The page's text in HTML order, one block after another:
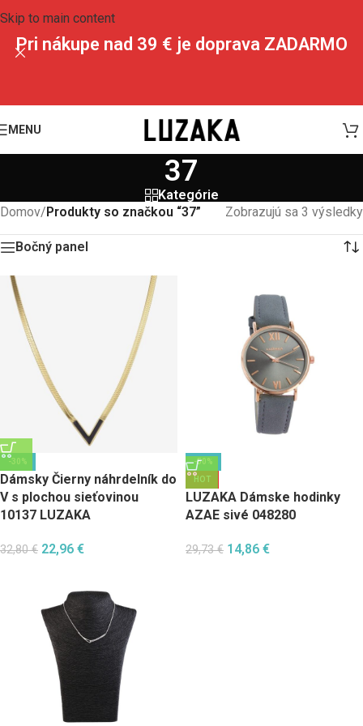
Skip to main content
Pri nákupe nad 39 € je doprava ZADARMO
MENU
37
Kategórie
Domov/Produkty so značkou “37” Zobrazujú sa 3 výsledky
Bočný panel
-30%
Dámsky Čierny náhrdelník do
V s plochou sieťovinou
10137 LUZAKA
32,80€ 22,96 €
-50%
HOT
LUZAKA Dámske hodinky
AZAE sivé 048280
29,73€ 14,86 €